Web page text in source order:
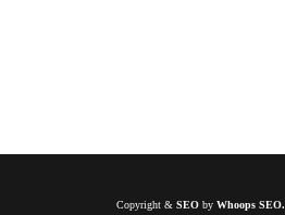
Copyright & SEO by Whoops SEO.